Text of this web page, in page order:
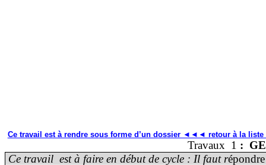
Ce travail est à rendre sous forme d’un dossier ◄◄◄ retour à la liste
Travaux 1 :
Ce travail est à faire en début de cycle : Il faut r